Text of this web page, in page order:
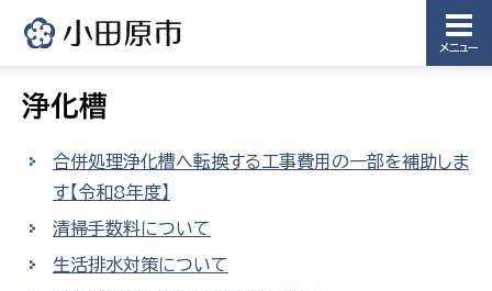
メニュー
浄化槽
合併処理浄化槽へ転換する工事費用の一部を補助しま
す【令和8年度】
清掃手数料について
生活排水対策について